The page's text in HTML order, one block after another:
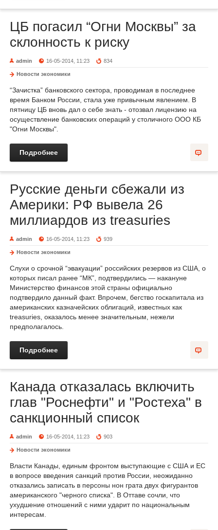
ЦБ погасил “Огни Москвы” за
склонность к риску
admin 16-05-2014, 11:23 834
Новости экономики
“Зачистка” банковского сектора, проводимая в последнее
время Банком России, стала уже привычным явлением. В
пятницу ЦБ вновь дал о себе знать - отозвал лицензию на
осуществление банковских операций у столичного ООО КБ
"Огни Москвы".
Подробнее
Русские деньги сбежали из
Америки: РФ вывела 26
миллиардов из treasuries
admin 16-05-2014, 11:23 939
Новости экономики
Слухи о срочной “эвакуации” российских резервов из США, о
которых писал ранее “МК”, подтвердились — накануне
Министерство финансов этой страны официально
подтвердило данный факт. Впрочем, бегство госкапитала из
американских казначейских облигаций, известных как
treasuries, оказалось менее значительным, нежели
предполагалось.
Подробнее
Канада отказалась включить
глав "Роснефти" и "Ростеха" в
санкционный список
admin 16-05-2014, 11:23 903
Новости экономики
Власти Канады, единым фронтом выступающие с США и ЕС
в вопросе введения санкций против России, неожиданно
отказались записать в персоны нон грата двух фигурантов
американского "черного списка". В Оттаве сочли, что
ухудшение отношений с ними ударит по национальным
интересам.